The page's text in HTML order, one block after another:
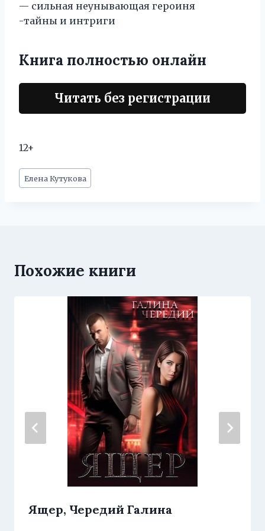
— сильная неунывающая героиня
-тайны и интриги
Книга полностью онлайн
Читать без регистрации
12+
Метки
записи:
Елена Кутукова
Похожие книги
Ящер, Чередий Галина